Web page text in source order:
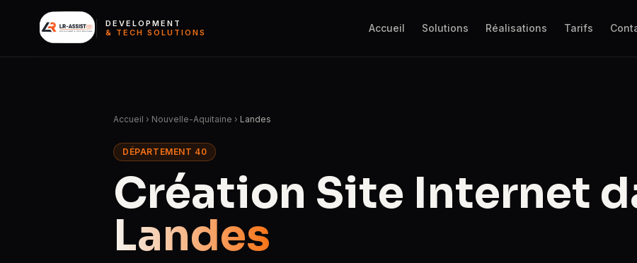
DEVELOPMENT
& TECH SOLUTIONS
Accueil Solutions Réalisations Tarifs
Accueil › Nouvelle-Aquitaine › Landes
DÉPARTEMENT 40
Création Site Internet
Landes